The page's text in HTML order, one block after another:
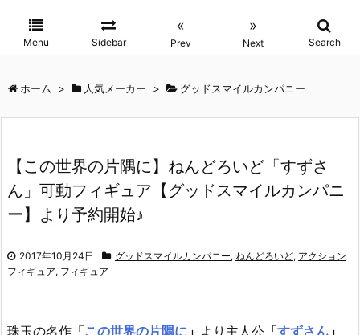
Menu Sidebar
«
Prev
»
Next Search
ホーム > 人気メーカー > グッドスマイルカンパニー
【この世界の片隅に】ねんどろいど「すずさ
ん」可動フィギュア【グッドスマイルカンパニ
ー】より予約開始♪
2017年10月24日 グッドスマイルカンパニー, ねんどろいど, アクション
フィギュア, フィギュア
珠玉の名作 「この世界の片隅に 」 より主人公 「すずさん 」